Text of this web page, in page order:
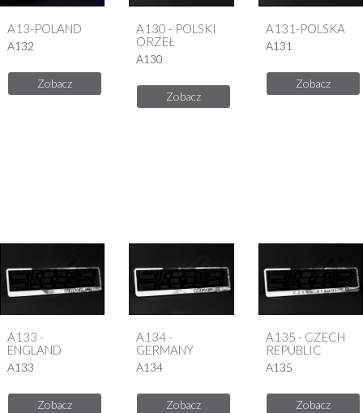
A13-POLAND
A132
Zobacz
A130 - POLSKI
ORZEŁ
A130
Zobacz
A131-POLSKA
A131
Zobacz
A133 -
ENGLAND
A133
Zobacz
A134 -
GERMANY
A134
Zobacz
A135 - CZECH
REPUBLIC
A135
Zobacz